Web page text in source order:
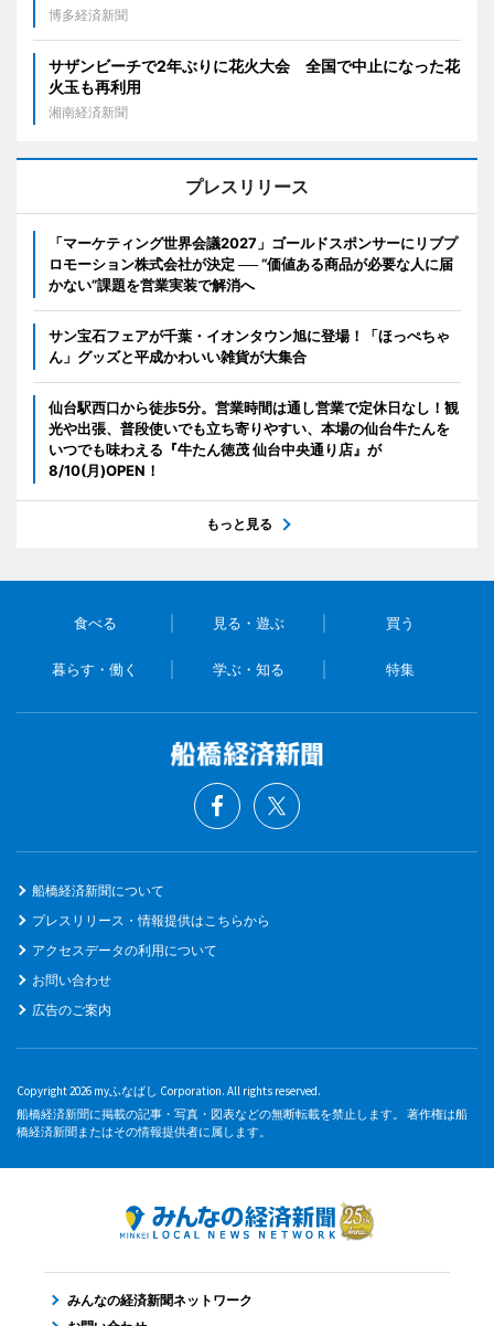
博多経済新聞
サザンビーチで2年ぶりに花火大会 全国で中止になった花
火玉も再利用
湘南経済新聞
プレスリリース
「マーケティング世界会議2027」ゴールドスポンサーにリブプ
ロモーション株式会社が決定 ── “価値ある商品が必要な人に届
かない”課題を営業実装で解消へ
サン宝石フェアが千葉・イオンタウン旭に登場！「ほっぺちゃ
ん」グッズと平成かわいい雑貨が大集合
仙台駅西口から徒歩5分。営業時間は通し営業で定休日なし！観
光や出張、普段使いでも立ち寄りやすい、本場の仙台牛たんを
いつでも味わえる『牛たん徳茂 仙台中央通り店』が
8/10(月)OPEN！
もっと見る
食べる 見る・遊ぶ 買う
暮らす・働く 学ぶ・知る 特集
船橋経済新聞について
プレスリリース・情報提供はこちらから
アクセスデータの利用について
お問い合わせ
広告のご案内
Copyright 2026 myふなばし Corporation. All rights reserved.
船橋経済新聞に掲載の記事・写真・図表などの無断転載を禁止します。 著作権は船
橋経済新聞またはその情報提供者に属します。
みんなの経済新聞ネットワーク